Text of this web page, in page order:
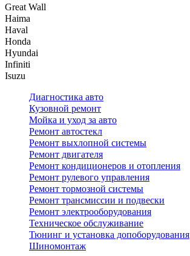
Great Wall
Haima
Haval
Honda
Hyundai
Infiniti
Isuzu
Диагностика авто
Кузовной ремонт
Мойка и уход за авто
Ремонт автостекл
Ремонт выхлопной системы
Ремонт двигателя
Ремонт кондиционеров и отопления
Ремонт рулевого управления
Ремонт тормозной системы
Ремонт трансмиссии и подвески
Ремонт электрооборудования
Техническое обслуживание
Тюнинг и установка допоборудования
Шиномонтаж